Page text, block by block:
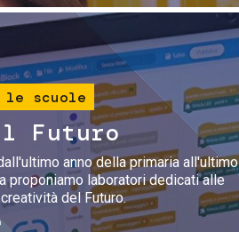
scuole
Futuro
anno della primaria all'ultimo
proponiamo laboratori dedicati alle
del Futuro.